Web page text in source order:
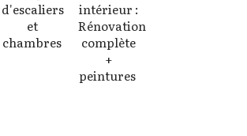
d'escaliers
et
chambres
intérieur :
Rénovation
complète
+
peintures